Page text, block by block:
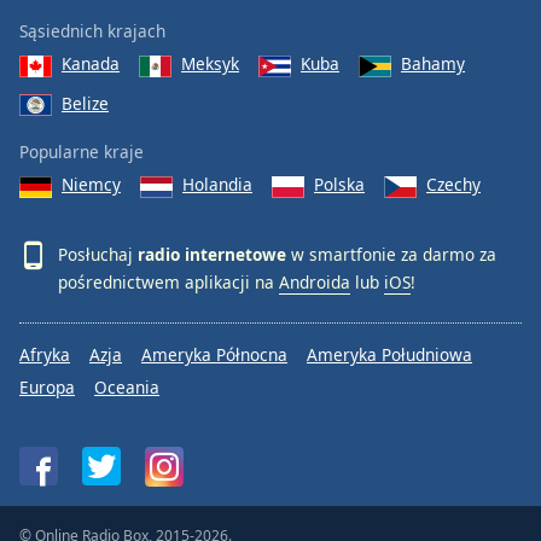
Sąsiednich krajach
Kanada
Meksyk Kuba
Bahamy
Belize
Popularne kraje
Niemcy
Holandia Polska Czechy
Posłuchaj radio internetowe w smartfonie za darmo za
pośrednictwem aplikacji na Androida lub iOS!
Afryka Azja Ameryka Północna
Ameryka Południowa
Europa
Oceania
© Online Radio Box, 2015-2026.